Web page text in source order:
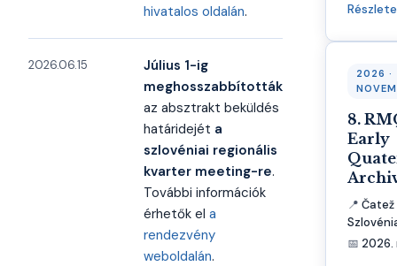
hivatalos oldalán.
2026.06.15
Július 1-ig
meghosszabbították
az absztrakt beküldés
határidejét a
szlovéniai regionális
kvarter meeting-re.
További információk
érhetők el a
rendezvény
weboldalán.
2026 ·
8.
Early
📍 Čatež
📅 2026.